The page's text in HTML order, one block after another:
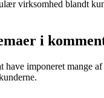
virksomhed blandt
i
imponeret mange